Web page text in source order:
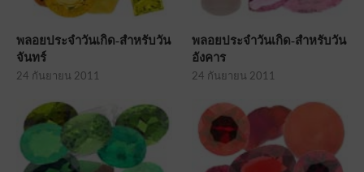
พลอยประจำวันเกิด-สำหรับวัน
จันทร์
24 กันยายน 2011
พลอยประจำวันเกิด-สำหรับวัน
อังคาร
24 กันยายน 2011